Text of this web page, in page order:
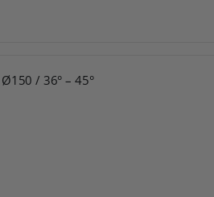
/ 36° – 45°